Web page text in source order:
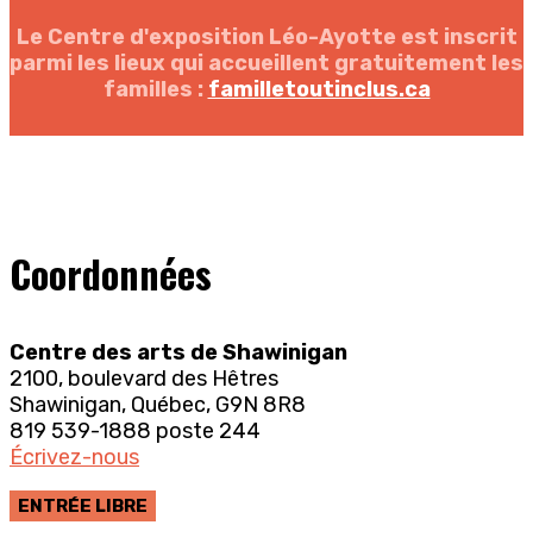
Le Centre d'exposition Léo-Ayotte est inscrit
parmi les lieux qui accueillent gratuitement les
familles : familletoutinclus.ca
Coordonnées
Centre des arts de Shawinigan
2100, boulevard des Hêtres
Shawinigan, Québec, G9N 8R8
819 539-1888 poste 244
Écrivez-nous
ENTRÉE LIBRE